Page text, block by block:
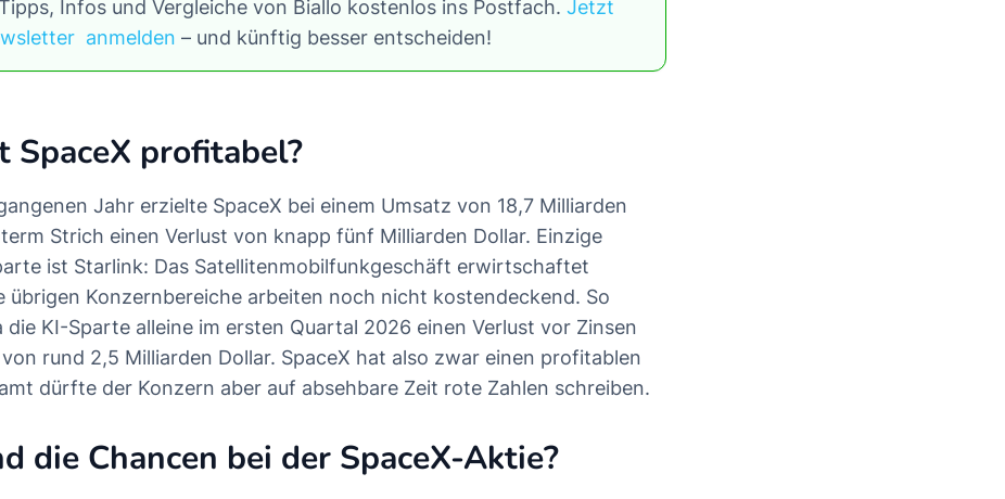
Infos und Vergleiche von Biallo kostenlos ins Postfach. Jetzt
anmelden – und künftig besser entscheiden!
SpaceX profitabel?
Jahr erzielte SpaceX bei einem Umsatz von 18,7 Milliarden
Strich einen Verlust von knapp fünf Milliarden Dollar. Einzige
ist Starlink: Das Satellitenmobilfunkgeschäft erwirtschaftet
übrigen Konzernbereiche arbeiten noch nicht kostendeckend. So
die KI-Sparte alleine im ersten Quartal 2026 einen Verlust vor Zinsen
rund 2,5 Milliarden Dollar. SpaceX hat also zwar einen profitablen
dürfte der Konzern aber auf absehbare Zeit rote Zahlen schreiben.
die Chancen bei der SpaceX-Aktie?